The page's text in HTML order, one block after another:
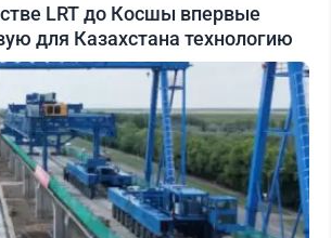
LRT до Косшы впервые
для Казахстана технологию